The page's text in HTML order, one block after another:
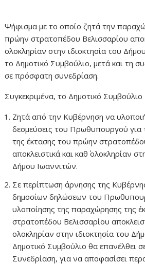
Ψήφισμα με το οποίο ζητά την
πρώην στρατοπέδου Βελισσαρίου
ολοκληρίαν στην ιδιοκτησία του
το Δημοτικό Συμβούλιο, μετά και τη
σε πρόσφατη συνεδρίαση.
Συγκεκριμένα, το Δημοτικό
Ζητά από την Κυβέρνηση να
δεσμεύσεις του Πρωθυπουργού
της έκτασης του πρώην
αποκλειστικά και καθ΄ ολοκληρίαν
Δήμου Ιωαννιτών.
Σε περίπτωση άρνησης της
δημοσίων δηλώσεων του
υλοποίησης της παραχώρησης της
στρατοπέδου Βελισσαρίου
ολοκληρίαν στην ιδιοκτησία του
Δημοτικό Συμβούλιο θα επανέλθει
Συνεδρίαση, για να αποφασίσει